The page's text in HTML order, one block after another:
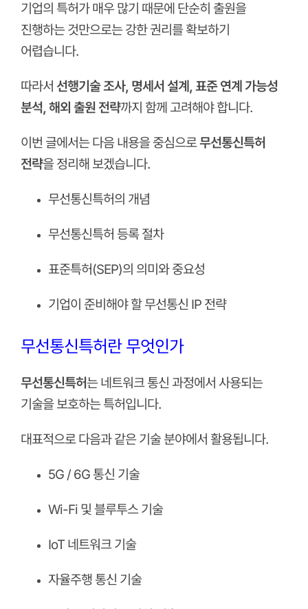
기업의 특허가 매우 많기 때문에 단순히 출원을
진행하는 것만으로는 강한 권리를 확보하기
어렵습니다.
따라서 선행기술 조사, 명세서 설계, 표준 연계 가능성
분석, 해외 출원 전략까지 함께 고려해야 합니다.
이번 글에서는 다음 내용을 중심으로무선통신특허
전략을 정리해 보겠습니다.
무선통신특허의 개념
무선통신특허 등록 절차
표준특허(SEP)의 의미와 중요성
기업이 준비해야 할 무선통신 IP 전략
무선통신특허란 무엇인가
무선통신특허는 네트워크 통신 과정에서 사용되는
기술을 보호하는 특허입니다.
대표적으로 다음과 같은 기술 분야에서 활용됩니다.
5G / 6G 통신 기술
Wi-Fi 및 블루투스 기술
IoT 네트워크 기술
자율주행 통신 기술